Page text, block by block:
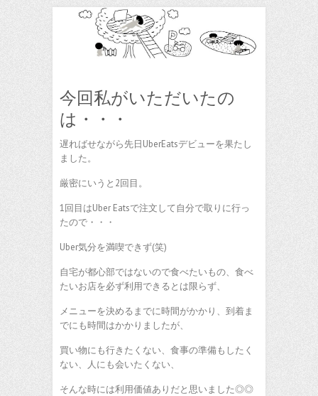
今回私がいただいたの
は・・・
遅ればせながら先日UberEatsデビューを果たし
ました。
厳密にいうと2回目。
1回目はUber Eatsで注文して自分で取りに行っ
たので・・・
Uber気分を満喫できず(笑)
自宅が都心部ではないので食べたいもの、食べ
たいお店を必ず利用できるとは限らず、
メニューを決めるまでに時間がかかり、到着ま
でにも時間はかかりましたが、
買い物にも行きたくない、食事の準備もしたく
ない、人にも会いたくない、
そんな時には利用価値ありだと思いました◎◎